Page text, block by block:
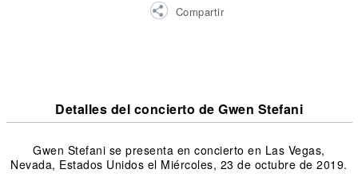
Compartir
Detalles del concierto de Gwen Stefani
Gwen Stefani se presenta en concierto en Las Vegas,
Nevada, Estados Unidos el Miércoles, 23 de octubre de 2019.